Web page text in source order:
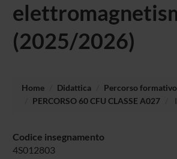
(2025/2026)
Home Didattica
Percorso formativo
PERCORSO 60 CFU CLASSE A027
Codice insegnamento
4S012803